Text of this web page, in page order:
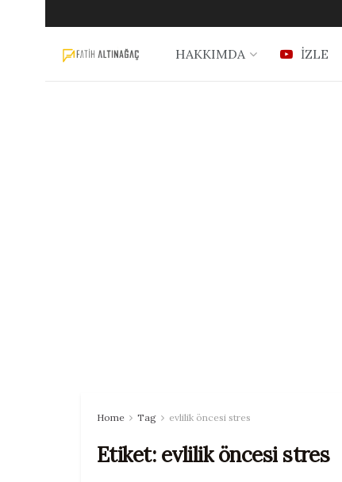
HAKKIMDA İZLE
Home Tag evlilik öncesi stres
Etiket: evlilik öncesi stres